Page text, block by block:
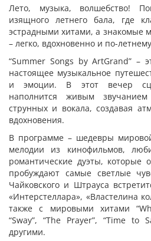
Лето, музыка, волшебство!
изящного летнего бала, где
эстрадными хитами, а знакомые
– легко, вдохновенно и по-
“Summer Songs by ArtGrand” –
настоящее музыкальное
и эмоции. В этот вечер
наполнится живым
струнных и вокала, создавая
вдохновения.
В программе – шедевры
мелодии из кинофильмов,
романтические дуэты, которые
пробуждают самые светлые
Чайковского и Штрауса
«Интерстеллара», «Властелина
также с мировыми хитами
“Sway”, “The Prayer”, “Time to
другими.